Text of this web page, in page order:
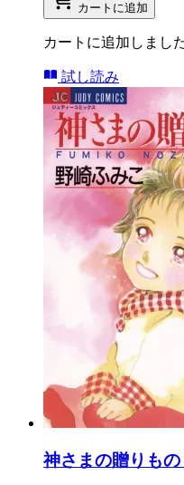
カートに追加
カートに追加しまし
試し読み
神さまの贈りもの